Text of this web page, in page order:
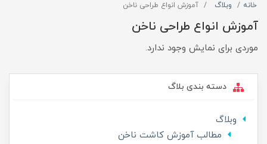
خانه وبلاگ آموزش انواع طراحی ناخن
آموزش انواع طراحی ناخن
موردی برای نمایش وجود ندارد.
دسته بندی بلاگ
وبلاگ
مطالب آموزش کاشت ناخن